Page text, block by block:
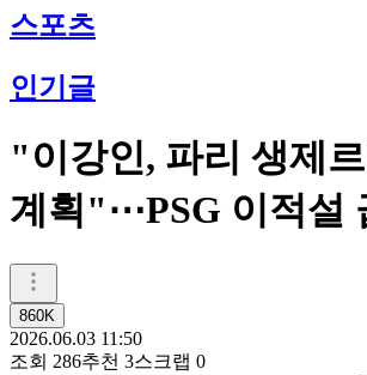
스포츠
인기글
"이강인, 파리 생제
계획"⋯PSG 이적설
860K
2026.06.03 11:50
조회 286추천 3스크랩 0